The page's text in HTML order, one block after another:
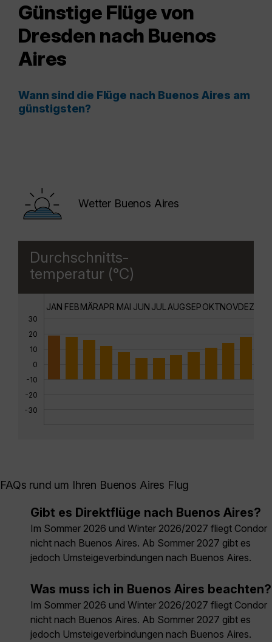
Günstige Flüge von
Dresden nach Buenos
Aires
Wann sind die Flüge nach Buenos Aires am
günstigsten?
Wetter Buenos Aires
Durchschnitts-
temperatur (°C)
30
20
10
0
-10
-20
-30
JAN FEBMÄRAPR MAI JUN JUL AUGSEPOKTNOVDEZ
FAQs rund um Ihren Buenos Aires Flug
Gibt es Direktflüge nach Buenos Aires?
Im Sommer 2026 und Winter 2026/2027 fliegt Condor
nicht nach Buenos Aires. Ab Sommer 2027 gibt es
jedoch Umsteigeverbindungen nach Buenos Aires.
Was muss ich in Buenos Aires beachten?
Im Sommer 2026 und Winter 2026/2027 fliegt Condor
nicht nach Buenos Aires. Ab Sommer 2027 gibt es
jedoch Umsteigeverbindungen nach Buenos Aires.